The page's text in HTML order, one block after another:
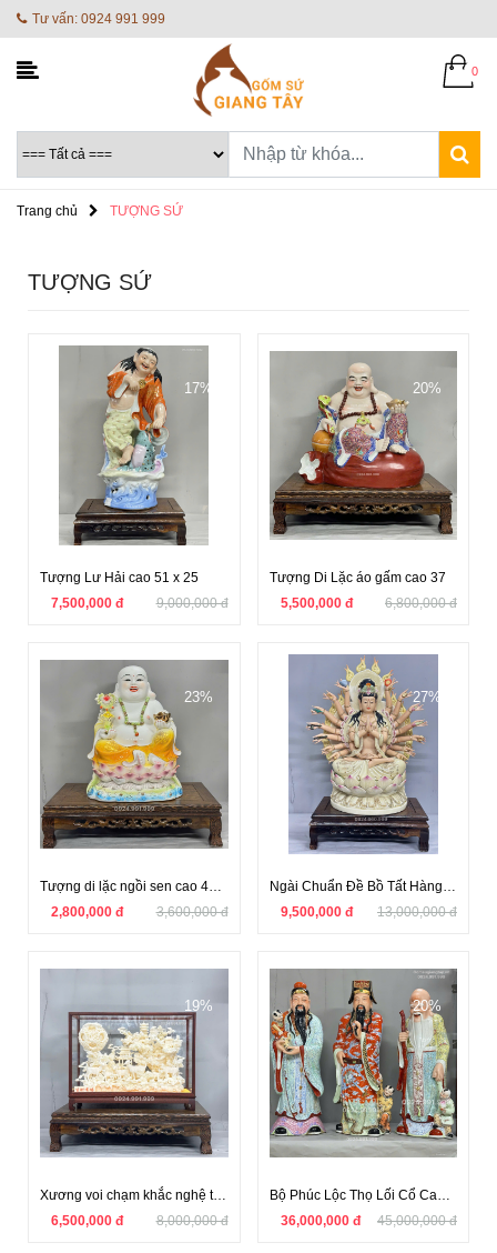
Tư vấn: 0924 991 999
0
Trang chủ TƯỢNG SỨ
TƯỢNG SỨ
17%
Tượng Lư Hải cao 51 x 25
7,500,000 đ
9,000,000 đ
20%
Tượng Di Lặc áo gấm cao 37
5,500,000 đ
6,800,000 đ
23%
Tượng di lặc ngồi sen cao 40 x 30
2,800,000 đ
3,600,000 đ
27%
Ngài Chuẩn Đề Bồ Tất Hàng Kỹ Thuật Cao
9,500,000 đ
13,000,000 đ
19%
Xương voi chạm khắc nghệ thuật 42
6,500,000 đ
8,000,000 đ
20%
Bộ Phúc Lộc Thọ Lối Cổ Cao 70 - 72 cm
36,000,000 đ
45,000,000 đ